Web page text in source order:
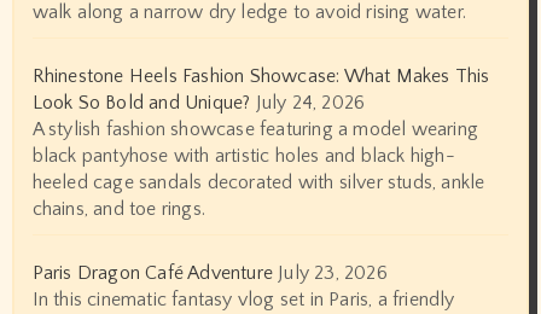
walk along a narrow dry ledge to avoid rising water.
Rhinestone Heels Fashion Showcase: What Makes This
Look So Bold and Unique? July 24, 2026
A stylish fashion showcase featuring a model wearing
black pantyhose with artistic holes and black high-
heeled cage sandals decorated with silver studs, ankle
chains, and toe rings.
Paris Dragon Café Adventure July 23, 2026
In this cinematic fantasy vlog set in Paris, a friendly